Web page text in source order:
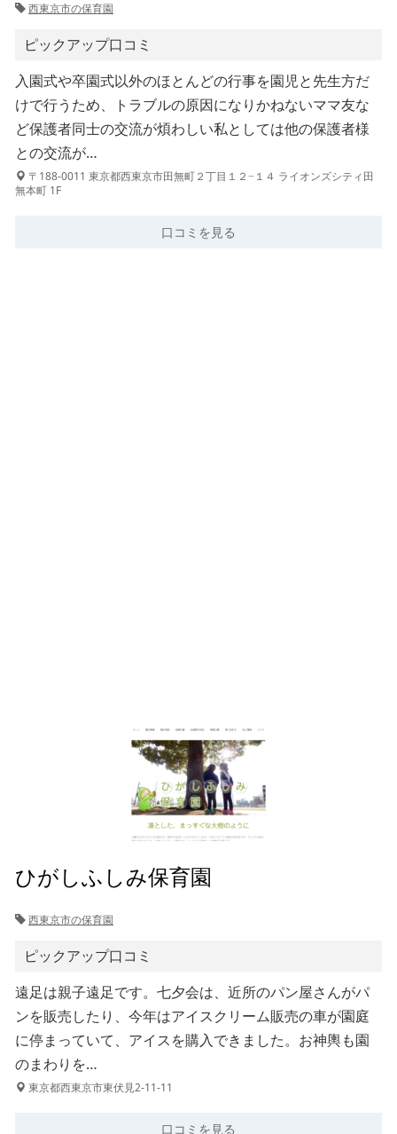
西東京市の保育園
ピックアップ口コミ
入園式や卒園式以外のほとんどの行事を園児と先生方だ
けで行うため、トラブルの原因になりかねないママ友な
ど保護者同士の交流が煩わしい私としては他の保護者様
との交流が…
〒188-0011 東京都西東京市田無町２丁目１２−１４ ライオンズシティ田
無本町 1F
口コミを見る
ひがしふしみ保育園
西東京市の保育園
ピックアップ口コミ
遠足は親子遠足です。七夕会は、近所のパン屋さんがパ
ンを販売したり、今年はアイスクリーム販売の車が園庭
に停まっていて、アイスを購入できました。お神輿も園
のまわりを…
東京都西東京市東伏見2-11-11
口コミを見る